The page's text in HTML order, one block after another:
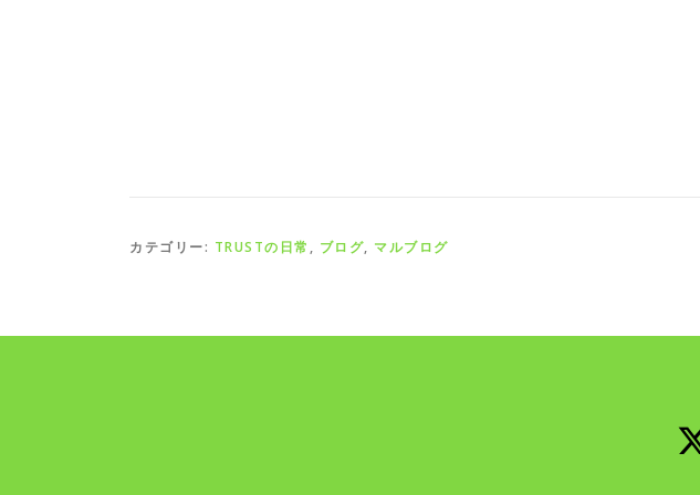
カテゴリー: TRUSTの日常 , ブログ, マルブログ